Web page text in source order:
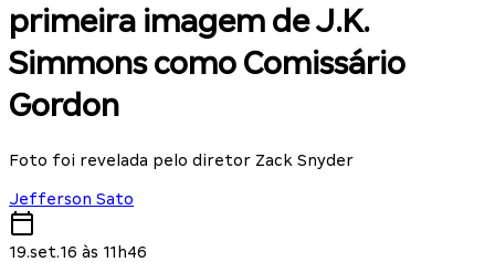
primeira imagem de J.K.
Simmons como Comissário
Gordon
Foto foi revelada pelo diretor Zack Snyder
Jefferson Sato
19.set.16 às 11h46